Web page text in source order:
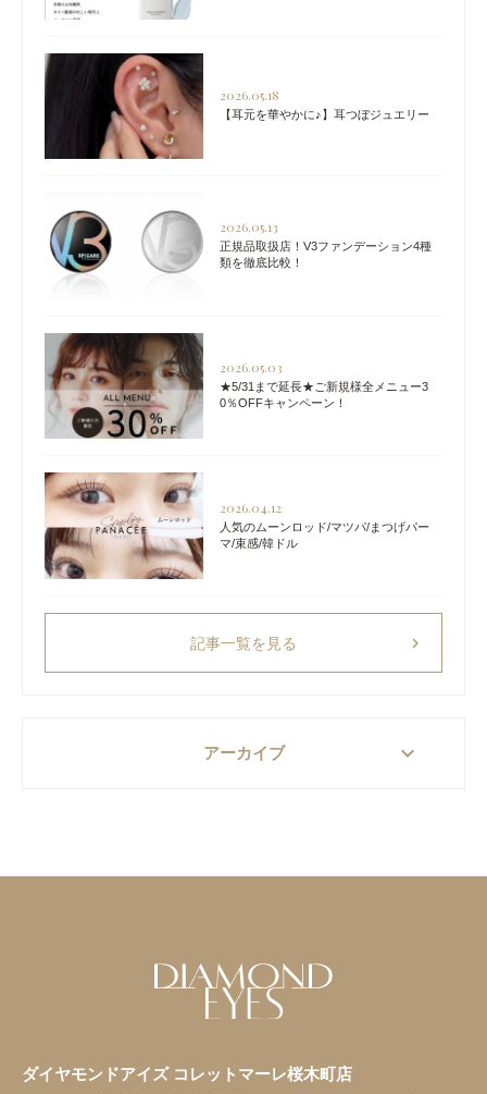
2026.05.18
【耳元を華やかに♪】耳つぼジュエリー
2026.05.13
正規品取扱店！V3ファンデーション4種
類を徹底比較！
2026.05.03
★5/31まで延長★ご新規様全メニュー3
0％OFFキャンペーン！
2026.04.12
人気のムーンロッド/マツパ/まつげパー
マ/束感/韓ドル
記事一覧を見る chevron_right
アーカイブ keyboard_arrow_down
ダイヤモンドアイズ コレットマーレ桜木町店